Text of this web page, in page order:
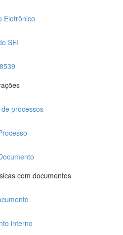
Eletrônico
SEI
processos
com documentos
interno